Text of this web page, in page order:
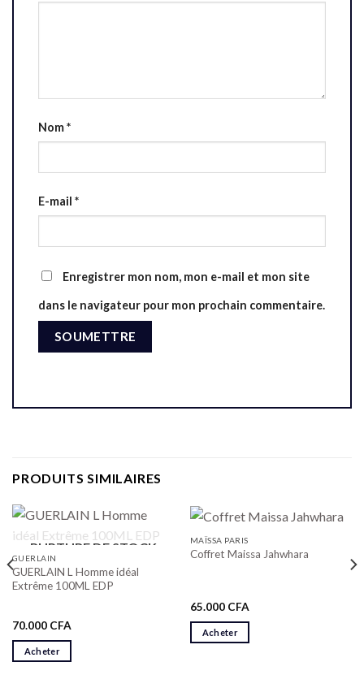
Nom*
E-mail *
Enregistrer mon nom, mon e-mail et mon site
dans le navigateur pour mon prochain commentaire.
PRODUITS SIMILAIRES
RUPTURE DE STOCK
GUERLAIN
GUERLAIN L Homme idéal
Extrême 100ML EDP
70.000 CFA
Acheter
MAÏSSA PARIS
Coffret Maissa Jahwhara
65.000 CFA
Acheter